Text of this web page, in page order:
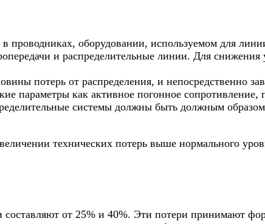
проводниках, оборудовании, используемом для
и распределительные линии. Для
потерь от распределения, и непосредственно
параметры как активное погонное
системы должны быть должным
технических потерь выше нормального
от 25% и 40%. Эти потери принимают